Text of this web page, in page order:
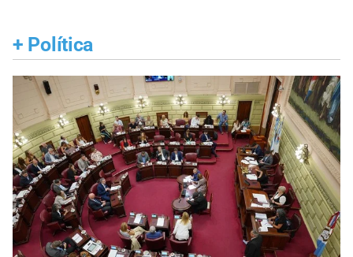
+ Política